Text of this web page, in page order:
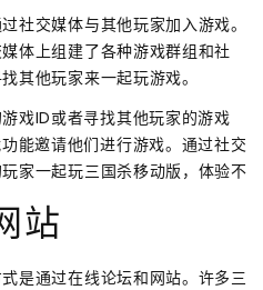
社交媒体与其他玩家加入游戏。
体上组建了各种游戏群组和社
其他玩家来一起玩游戏。
戏ID或者寻找其他玩家的游戏
能邀请他们进行游戏。通过社交
家一起玩三国杀移动版，体验不
站
是通过在线论坛和网站。许多三